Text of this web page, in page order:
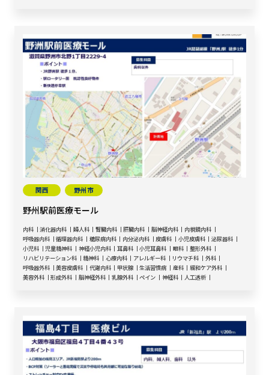
関西 野州市
野州駅前医療モール
内科 消化器内科 婦人科 腎臓内科 肝臓内科 脳神経内科
内視鏡内科
呼吸器内科
循環器内科 糖尿病内科 内分泌内科 皮膚科 小児皮膚科
泌尿器科
小児科
児童精神科 神経小児内科 耳鼻科 小児耳鼻科 眼科
整形外科
リハビリテーション科
精神科 心療内科 アレルギー科 リウマチ科
外科
呼吸器外科
美容皮膚科 代謝内科 甲状腺 生活習慣病 産科
緩和ケア外科
美容外科
形成外科 脳神経外科 乳腺外科 ペイン 神経科 人工透析